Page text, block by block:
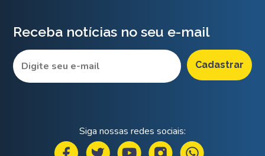
Receba notícias no seu e-mail
Siga nossas redes sociais: